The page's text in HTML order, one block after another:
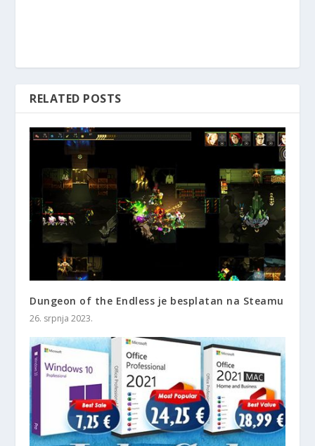
RELATED POSTS
Dungeon of the Endless je besplatan na Steamu
26. srpnja 2023.